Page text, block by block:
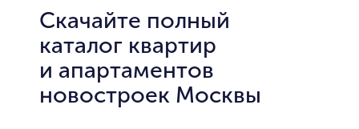
Скачайте полный
каталог квартир
и апартаментов
новостроек Москвы